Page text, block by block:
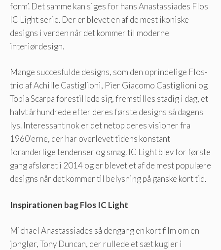
form’. Det samme kan siges for hans Anastassiades Flos
IC Light serie. Der er blevet en af ​​de mest ikoniske
designs i verden når det kommer til ​​moderne
interiørdesign.
Mange succesfulde designs, som den oprindelige Flos-
trio af Achille Castiglioni, Pier Giacomo Castiglioni og
Tobia Scarpa forestillede sig, fremstilles stadig i dag, et
halvt århundrede efter deres første designs så dagens
lys. Interessant nok er det netop deres visioner fra
1960’erne, der har overlevet tidens konstant
foranderlige tendenser og smag. IC Light blev for første
gang afsløret i 2014 og er blevet et af ​​de mest populære
designs når det kommer til belysning på ganske kort tid.
Inspirationen bag Flos IC Light
Michael Anastassiades så dengang en kort film om en
jonglør, Tony Duncan, der rullede et sæt kugler i